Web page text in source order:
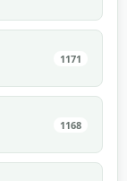
1171
1168